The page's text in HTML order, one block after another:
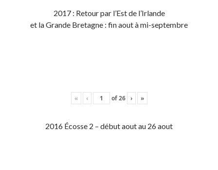
2017 : Retour par l’Est de l’Irlande
et la Grande Bretagne : fin aout à mi-septembre
« ‹ of26 › »
2016 Écosse 2 – début aout au 26 aout